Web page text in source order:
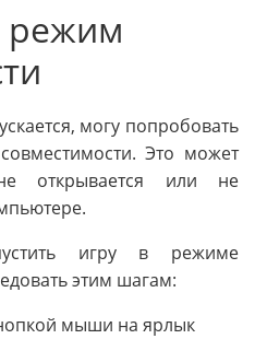
режим
могу попробовать
Это может
открывается или не
игру в режиме
этим шагам:
мыши на ярлык